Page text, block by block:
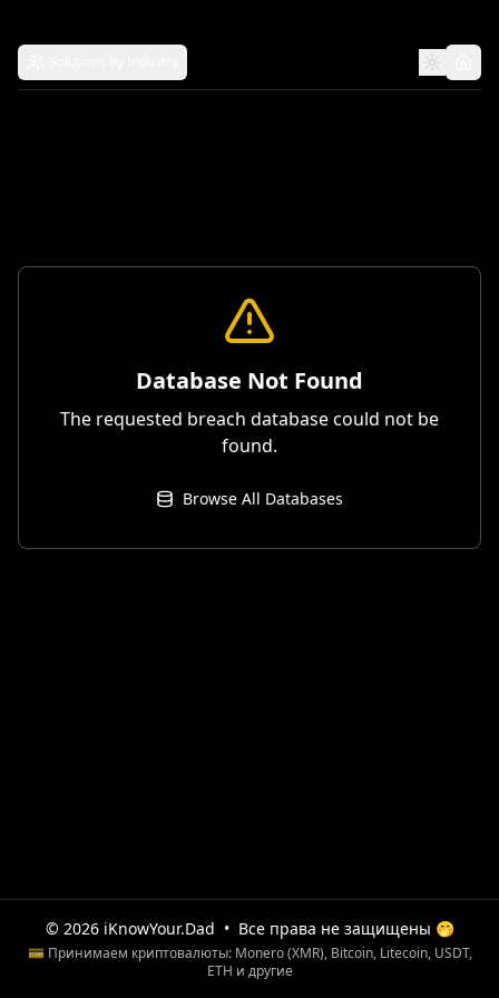
Database Not Found
The requested breach database could not be
found.
Browse All Databases
© 2026 iKnowYour.Dad • Все права не защищены 🤭
💳 Принимаем криптовалюты: Monero (XMR), Bitcoin, Litecoin, USDT,
ETH и другие